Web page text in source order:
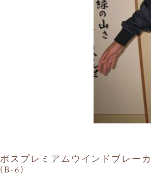
ボスプレミアムウインドブレー
(B-6)